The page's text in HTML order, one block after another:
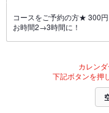
コースをご予約の方★ 300
お時間2→3時間に！
カレン
下記ボタンを押